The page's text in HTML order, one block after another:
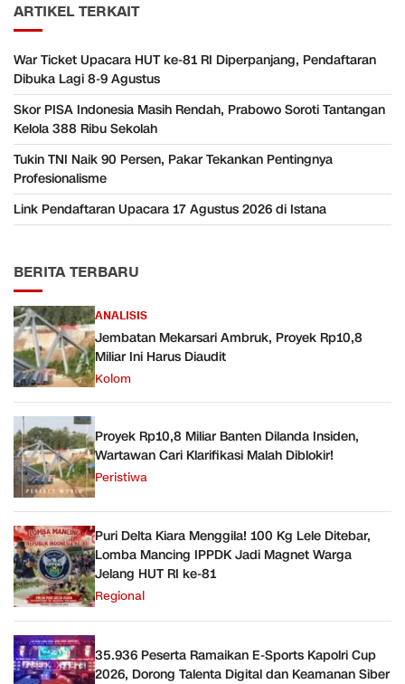
ARTIKEL TERKAIT
War Ticket Upacara HUT ke-81 RI Diperpanjang, Pendaftaran
Dibuka Lagi 8-9 Agustus
Skor PISA Indonesia Masih Rendah, Prabowo Soroti Tantangan
Kelola 388 Ribu Sekolah
Tukin TNI Naik 90 Persen, Pakar Tekankan Pentingnya
Profesionalisme
Link Pendaftaran Upacara 17 Agustus 2026 di Istana
BERITA TERBARU
ANALISIS
Jembatan Mekarsari Ambruk, Proyek Rp10,8
Miliar Ini Harus Diaudit
Kolom
Proyek Rp10,8 Miliar Banten Dilanda Insiden,
Wartawan Cari Klarifikasi Malah Diblokir!
Peristiwa
Puri Delta Kiara Menggila! 100 Kg Lele Ditebar,
Lomba Mancing IPPDK Jadi Magnet Warga
Jelang HUT RI ke-81
Regional
35.936 Peserta Ramaikan E-Sports Kapolri Cup
2026, Dorong Talenta Digital dan Keamanan Siber